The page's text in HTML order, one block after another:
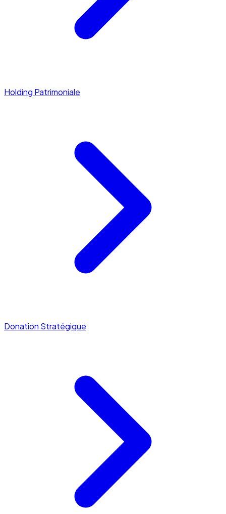
Holding Patrimoniale
Donation Stratégique